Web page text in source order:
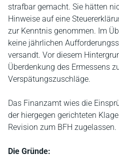
strafbar gemacht. Sie hätten
Hinweise auf eine
zur Kenntnis genommen. Im
keine jährlichen
versandt. Vor diesem
Überdenkung des Ermessens
Verspätungszuschläge.
Das Finanzamt wies die
der hiergegen gerichteten
Revision zum BFH zugelassen.
Die Gründe: